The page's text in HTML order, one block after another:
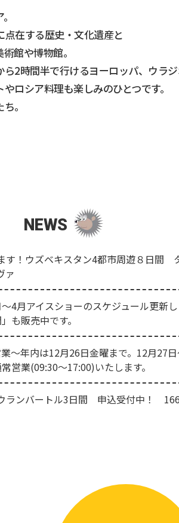
点在する歴史・文化遺産と
館や博物館。
2時間半で行けるヨーロッパ、ウラ
ロシア料理も楽しみのひとつです。
。
NEWS
す！ウズベキスタン4都市周遊８日間
ァ
4月アイスショーのスケジュール更新
も販売中です。
～年内は12月26日金曜まで。12月27
営業(09:30～17:00)いたします。
ランバートル3日間 申込受付中！
春もやります！サンクトペテルブルグ